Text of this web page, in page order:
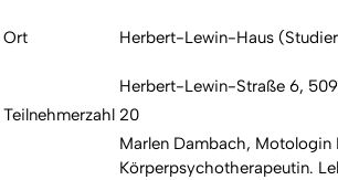
Ort Herbert-Lewin-Haus
Herbert-Lewin-Straße 6,
Teilnehmerzahl 20
Marlen Dambach, Motologin
Körperpsychotherapeutin.